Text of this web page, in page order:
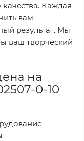
Каждая
вам
результат. Мы
ваш творческий
на
0-10